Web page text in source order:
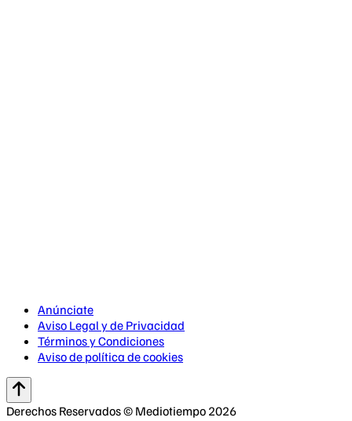
Anúnciate
Aviso Legal y de Privacidad
Términos y Condiciones
Aviso de política de cookies
Derechos Reservados © Mediotiempo 2026